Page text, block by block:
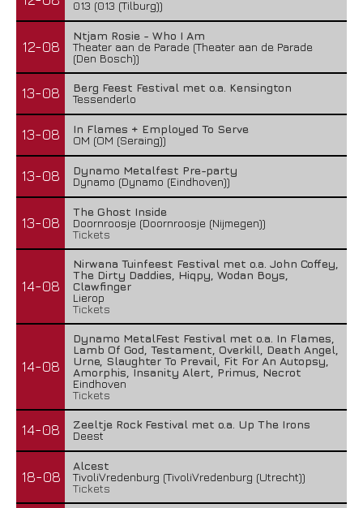
013 (013 (Tilburg))
12-08
Ntjam Rosie - Who I Am
Theater aan de Parade (Theater aan de Parade
(Den Bosch))
13-08
Berg Feest Festival met o.a. Kensington
Tessenderlo
13-08
In Flames + Employed To Serve
OM (OM (Seraing))
13-08
Dynamo Metalfest Pre-party
Dynamo (Dynamo (Eindhoven))
13-08
The Ghost Inside
Doornroosje (Doornroosje (Nijmegen))
Tickets
14-08
Nirwana Tuinfeest Festival met o.a. John Coffey,
The Dirty Daddies, Hiqpy, Wodan Boys,
Clawfinger
Lierop
Tickets
14-08
Dynamo MetalFest Festival met o.a. In Flames,
Lamb Of God, Testament, Overkill, Death Angel,
Urne, Slaughter To Prevail, Fit For An Autopsy,
Amorphis, Insanity Alert, Primus, Necrot
Eindhoven
Tickets
14-08
Zeeltje Rock Festival met o.a. Up The Irons
Deest
18-08
Alcest
TivoliVredenburg (TivoliVredenburg (Utrecht))
Tickets